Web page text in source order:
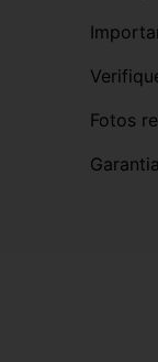
Fotos